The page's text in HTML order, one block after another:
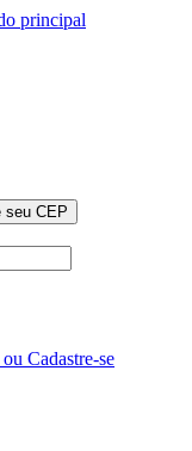
principal
seu CEP
Cadastre-se